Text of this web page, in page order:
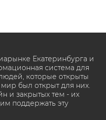
Екатеринбурга и
система для
которые открыты
был открыт для них.
и закрытых тем - их
поддержать эту